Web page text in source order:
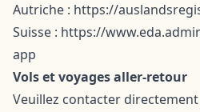
Autriche : https://
Suisse : https://
app
Vols et voyages aller-retour
Veuillez contacter